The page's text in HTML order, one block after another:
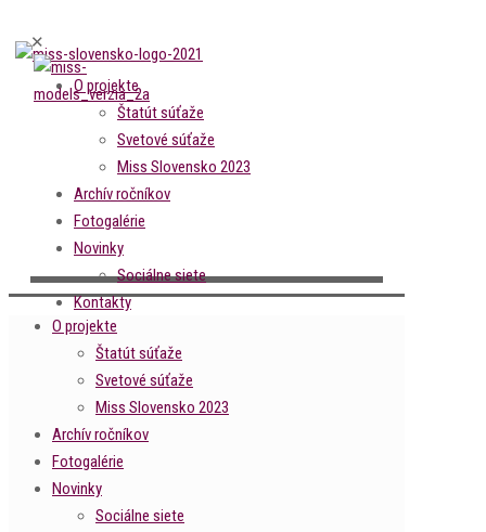
✕
O projekte
Štatút súťaže
Svetové súťaže
Miss Slovensko 2023
Archív ročníkov
Fotogalérie
Novinky
Sociálne siete
Kontakty
O projekte
Štatút súťaže
Svetové súťaže
Miss Slovensko 2023
Archív ročníkov
Fotogalérie
Novinky
Sociálne siete